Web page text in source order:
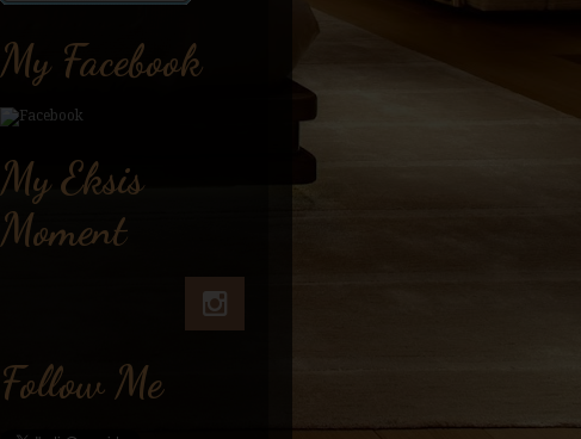
My Facebook
My Eksis
Moment
Follow Me